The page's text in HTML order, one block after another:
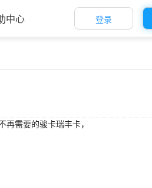
中心 登录
需要的骏卡瑞丰卡，